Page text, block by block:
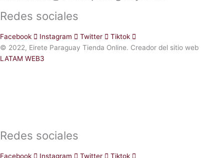
Redes sociales
Facebook Instagram Twitter
Tiktok
© 2022, Eirete Paraguay Tienda Online. Creador del sitio web
LATAM WEB3
Redes sociales
Facebook Instagram Twitter Tiktok